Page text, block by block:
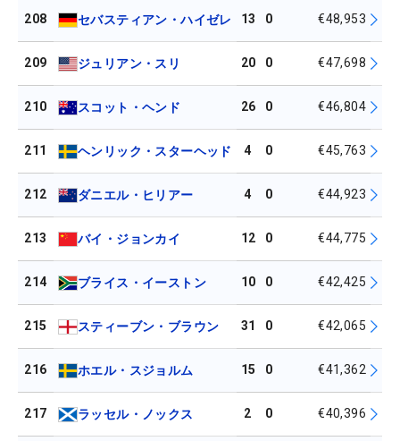
208 セバスティアン・ハイゼレ 13 0 €48,953
209 ジュリアン・スリ 20 0 €47,698
210 スコット・ヘンド 26 0 €46,804
211 ヘンリック・スターヘッド 4 0 €45,763
212 ダニエル・ヒリアー 4 0 €44,923
213 バイ・ジョンカイ 12 0 €44,775
214 ブライス・イーストン 10 0 €42,425
215 スティーブン・ブラウン 31 0 €42,065
216 ホエル・スジョルム 15 0 €41,362
217 ラッセル・ノックス 2 0 €40,396